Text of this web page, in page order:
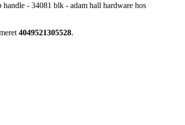
- 34081 blk - adam hall hardware hos
4049521305528.